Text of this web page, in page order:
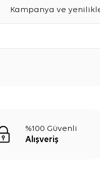
Kampanya ve
%100 Güvenli
Alışveriş